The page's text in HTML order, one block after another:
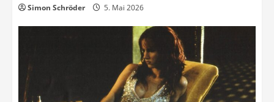
Simon Schröder 5. Mai 2026